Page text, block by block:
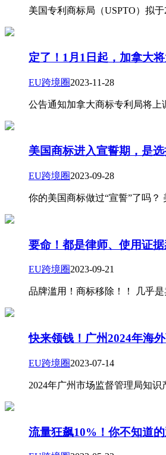
美国专利商标局（USPTO）拟
定了！1月1日起，加拿大
EU跨境圈2023-11-28
公告通知加拿大商标专利局将
美国商标进入宣誓期，是
EU跨境圈2023-09-28
你的美国商标做过“宣誓”了吗
要命！都是律师、使用证
EU跨境圈2023-09-21
品牌滥用！商标移除！！ 几乎
快来领钱！广州2024年海
EU跨境圈2023-07-14
2024年广州市场监督管理局知
流量狂飙10%！你不知道